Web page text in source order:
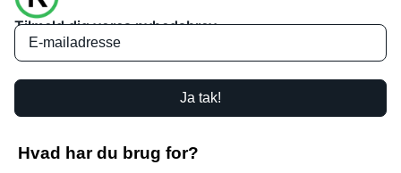
Tilmeld dig vores nyhedsbrev
Ja tak!
Hvad har du brug for?